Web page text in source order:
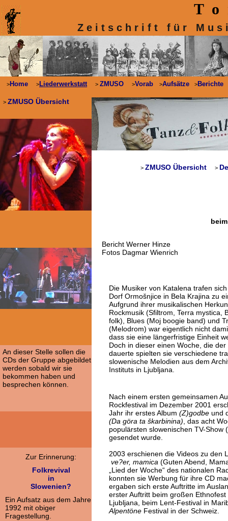
T o
Z e i t s c h r i f t f ü r M u s
> ZMUSO Übersicht
An dieser Stelle sollen die
CDs der Gruppe abgebildet
werden sobald wir sie
bekommen haben und
besprechen können.
Zur Erinnerung:
Folkrevival
in
Slowenien?
Ein Aufsatz aus dem Jahre
1992 mit obiger
Fragestellung.
> ZMUSO Übersicht >
Bericht Werner Hinze
Fotos Dagmar Wienrich
Die Musiker von Katalena trafen
Dorf Ormošnjice in Bela Krajina zu
Aufgrund ihrer musikalischen
Rockmusik (Sfiltrom, Terra mystica,
folk), Blues (Moj boogie band) und
(Melodrom) war eigentlich nicht
dass sie eine längerfristige Einheit
Doch in dieser einen Woche, die der
dauerte spielten sie verschiedene
slowenische Melodien aus dem
Instituts in Ljubljana.
Nach einem ersten gemeinsamen
Rockfestival im Dezember 2001
Jahr ihr erstes Album (Z)godbe und
(Da göra ta škarbinina) , das acht
populärsten slowenischen TV-Show
gesendet wurde.
2003 erschienen die Videos zu den
ve?er, mamica (Guten Abend,
„Lied der Woche“ des nationalen
konnten sie Werbung für ihre CD
ergaben sich erste Auftritte im
erster Auftritt beim großen Ethnofest
Ljubljana, beim Lent-Festival in
Alpentöne Festival in der Schweiz.
>Home >Liederwerkstatt > ZMUSO >Vorab >Aufsätze >Berichte